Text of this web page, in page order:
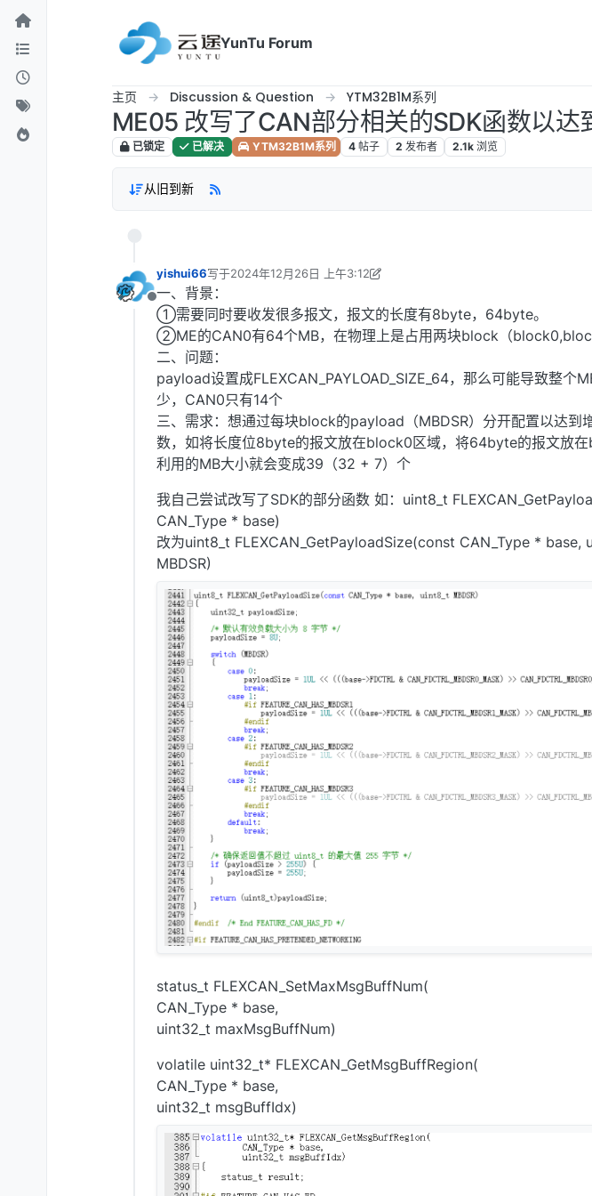
跳转至内容
YunTu Forum
主页 Discussion & Question YTM32B1M系列
ME05 改写了CAN部分相关的SDK函数以达
已锁定 已解决 YTM32B1M系列 4 帖子 2 发布者 2.1k 浏览
从旧到新
离线
yishui66写于2024年12月26日 上午3:12
最后由 yishui66 编辑 2024年12月26日 上午11:37
一、背景：
①需要同时要收发很多报文，报文的长度有8byte，64byte。
②ME的CAN0有64个MB，在物理上是占用两块block（
二、问题：
payload设置成FLEXCAN_PAYLOAD_SIZE_64，那么可能导致整个
少，CAN0只有14个
三、需求：想通过每块block的payload（MBDSR）分开配置以达到
数，如将长度位8byte的报文放在block0区域，将64byte的报文放在
利用的MB大小就会变成39（32 + 7）个
我自己尝试改写了SDK的部分函数 如：uint8_t
CAN_Type * base)
改为uint8_t FLEXCAN_GetPayloadSize(const CAN_Type * base,
MBDSR)
status_t FLEXCAN_SetMaxMsgBuffNum(
CAN_Type * base,
uint32_t maxMsgBuffNum)
volatile uint32_t* FLEXCAN_GetMsgBuffRegion(
CAN_Type * base,
uint32_t msgBuffIdx)